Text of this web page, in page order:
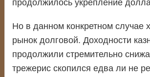
продолжилось укрепление
Но в данном конкретном случае
рынок долговой. Доходности
продолжили стремительно
трежерис скопился едва ли не